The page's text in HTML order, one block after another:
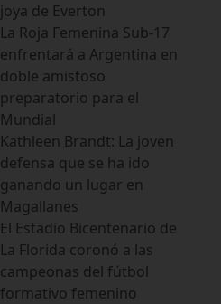
joya de Everton
La Roja Femenina Sub-17
enfrentará a Argentina en
doble amistoso
preparatorio para el
Mundial
Kathleen Brandt: La joven
defensa que se ha ido
ganando un lugar en
Magallanes
El Estadio Bicentenario de
La Florida coronó a las
campeonas del fútbol
formativo femenino